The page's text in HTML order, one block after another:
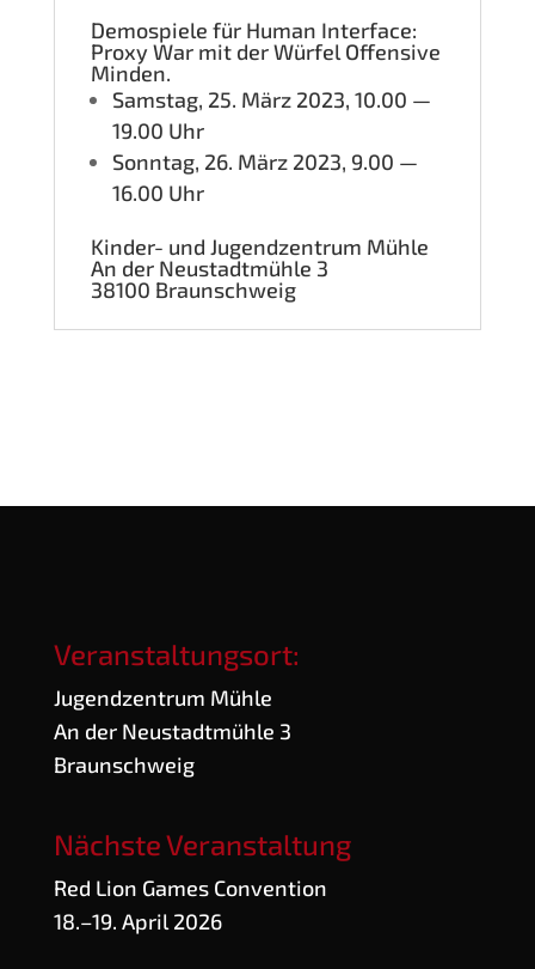
Demo­spie­le für Human Inter­face:
Pro­xy War mit der Wür­fel Offen­si­ve
Minden.
Sams­tag, 25. März 2023, 10.00 —
19.00 Uhr
Sonn­tag, 26. März 2023, 9.00 —
16.00 Uhr
Kin­der- und Jugend­zen­trum Mühle
An der Neu­stadt­müh­le 3
38100 Braun­schweig
Veranstaltungsort:
Jugend­zen­trum Mühle
An der Neu­stadt­müh­le 3
Braunschweig
Nächste Veranstaltung
Red Lion Games Convention
18.–19. April 2026